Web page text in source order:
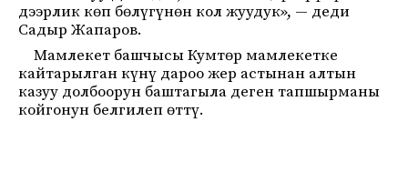
дээрлик көп бөлүгүнөн кол жуудук», — деди
Садыр Жапаров.
Мамлекет башчысы Кумтөр мамлекетке
кайтарылган күнү дароо жер астынан алтын
казуу долбоорун баштагыла деген тапшырманы
койгонун белгилеп өттү.